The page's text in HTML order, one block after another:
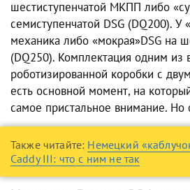
шестиступенчатой МКПП либо
семиступенчатой DSG (DQ200). У
механика либо «мокрая»DSG на
(DQ250). Комплектация одним из
роботизированной коробки с
есть основной момент, на
самое пристальное внимание. Но
Также читайте: Немецкий
Caddy III: что с ним не так